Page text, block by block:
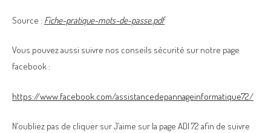
Source : Fiche-pratique-mots-de-passe.pdf
Vous pouvez aussi suivre nos conseils sécurité sur notre page
facebook :
https://www.facebook.com/assistancedepannageinformatique72/
N’oubliez pas de cliquer sur J’aime sur la page ADI 72 afin de suivre